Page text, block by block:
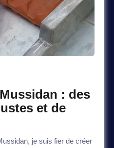
: des
et de
je suis fier de créer